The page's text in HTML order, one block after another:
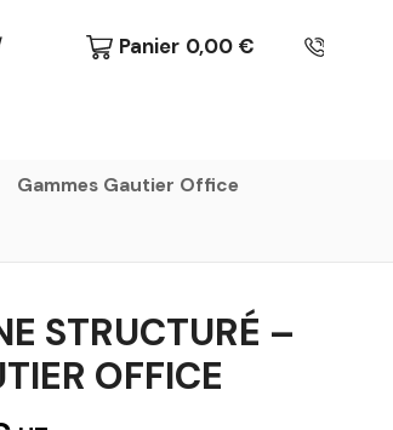
Panier 0,00 €
Gammes Gautier Office
STRUCTURÉ –
OFFICE